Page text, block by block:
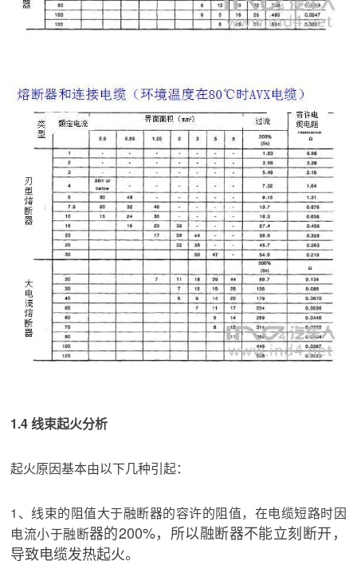
1.4 线束起火分析
起火原因基本由以下几种引起：
1、线束的阻值大于融断器的容许的阻值，在电缆短路时因
电流小于融断器的200%，所以融断器不能立刻断开，
导致电缆发热起火。